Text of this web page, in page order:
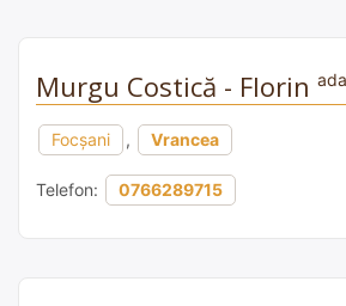
Murgu Costică - Florin
Focșani , Vrancea
Telefon: 0766289715